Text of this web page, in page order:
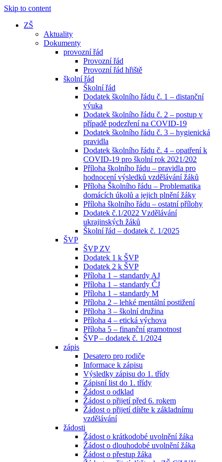
Skip to content
ZŠ
Aktuality
Dokumenty
provozní řád
Provozní řád
Provozní řád hřiště
školní řád
Školní řád
Dodatek školního řádu č. 1 – distanční
výuka
Dodatek školního řádu č. 2 – postup v
případě podezření na COVID-19
Dodatek školního řádu č. 3 – hygienická
pravidla
Dodatek školního řádu č. 4 – opatření k
COVID-19 pro školní rok 2021/202
Příloha školního řádu – pravidla pro
hodnocení výsledků vzdělávání žáků
Příloha Školního řádu – Problematika
domácích úkolů a jejich plnění žáky
Příloha školního řádu – ostatní přílohy
Dodatek č.1/2022 Vzdělávání
ukrajinských žáků
Školní řád – dodatek č. 1/2025
ŠVP
ŠVP ZV
Dodatek 1 k ŠVP
Dodatek 2 k ŠVP
Příloha 1 – standardy AJ
Příloha 1 – standardy ČJ
Příloha 1 – standardy M
Příloha 2 – lehké mentální postižení
Příloha 3 – školní družina
Příloha 4 – etická výchova
Příloha 5 – finanční gramotnost
ŠVP – dodatek č. 1/2024
zápis
Desatero pro rodiče
Informace k zápisu
Výsledky zápisu do 1. třídy
Zápisní list do 1. třídy
Žádost o odklad
Žádost o přijetí před 6. rokem
Žádost o přijetí dítěte k základnímu
vzdělávání
žádosti
Žádost o krátkodobé uvolnění žáka
Žádost o dlouhodobé uvolnění žáka
Žádost o přestup žáka